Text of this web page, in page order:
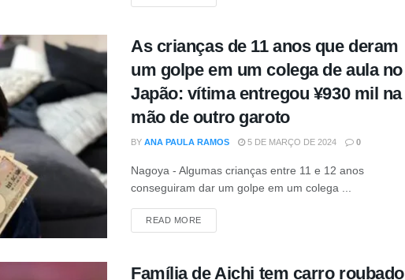
As crianças de 11 anos que deram
um golpe em um colega de aula no
Japão: vítima entregou ¥930 mil na
mão de outro garoto
BY ANA PAULA RAMOS 5 DE MARÇO DE 2024 0
Nagoya - Algumas crianças entre 11 e 12 anos
conseguiram dar um golpe em um colega ...
READ MOREDETAILS
Família de Aichi tem carro roubado